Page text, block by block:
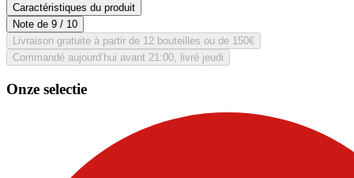
Caractéristiques du produit
Note de 9 / 10
Livraison gratuite à partir de 12 bouteilles ou de 150€
Commandé aujourd’hui avant 21:00, livré jeudi
Onze selectie